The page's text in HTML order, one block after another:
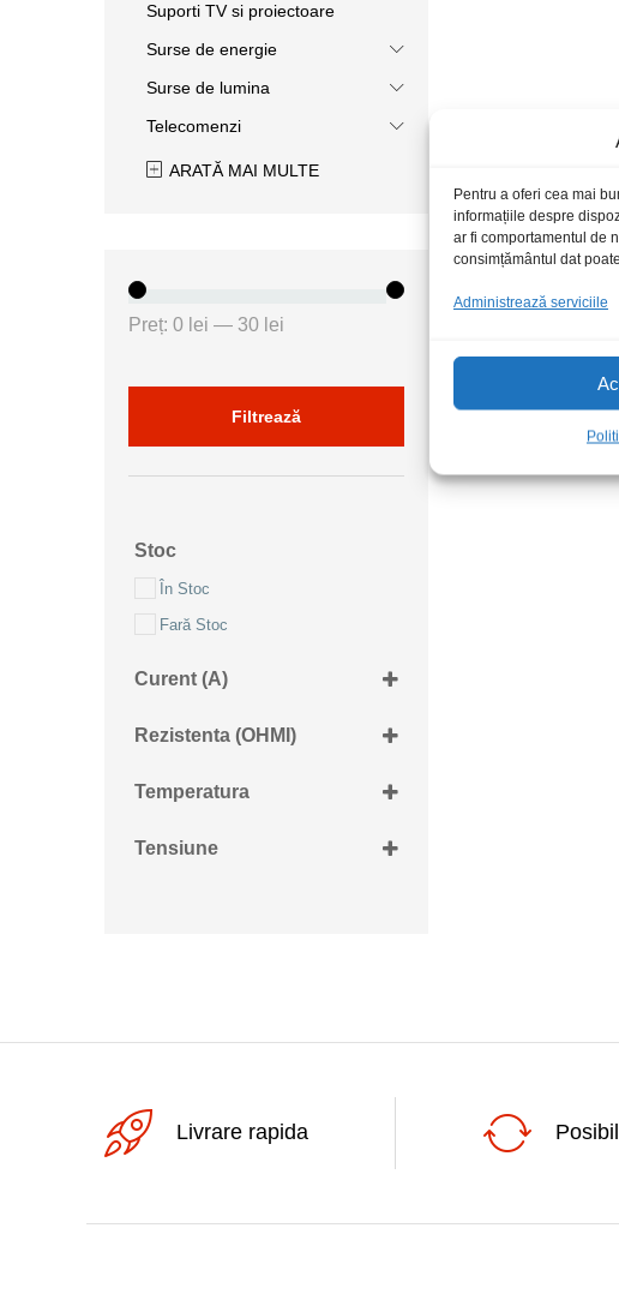
Pentru a oferi cea mai
informațiile despre
ar fi comportamentul de
consimțământul dat
Administrează serviciile
Suporti TV si proiectoare
Surse de energie
Surse de lumina
Telecomenzi
ARATĂ MAI MULTE
Filtrează
Preț: 0 lei — 30 lei
Stoc
În Stoc
Fară Stoc
Curent (A)
Rezistenta (OHMI)
Temperatura
Tensiune
Livrare rapida